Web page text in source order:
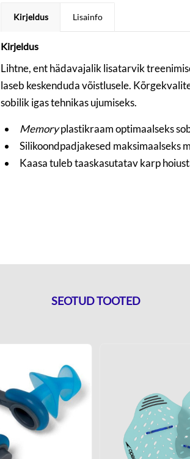
Kirjeldus Lisainfo
Kirjeldus
Lihtne, ent hädavajalik lisatarvik
laseb keskenduda võistlusele.
sobilik igas tehnikas ujumiseks.
Memoryplastikraam optimaalseks
Silikoondpadjakesed maksimaalseks
Kaasa tuleb taaskasutatav karp
SEOTUD TOOTED